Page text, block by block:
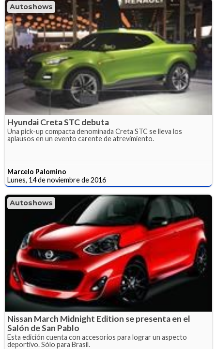
Autoshows
Hyundai Creta STC debuta
Una pick-up compacta denominada Creta STC se lleva los
aplausos en un evento carente de atrevimiento.
Marcelo Palomino
Lunes, 14 de noviembre de 2016
Autoshows
Nissan March Midnight Edition se presenta en el
Salón de San Pablo
Esta edición cuenta con accesorios para lograr un aspecto
deportivo. Sólo para Brasil.